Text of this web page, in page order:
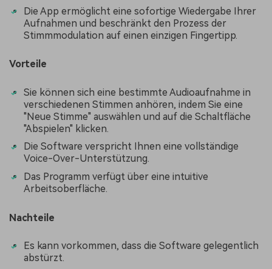
Die App ermöglicht eine sofortige Wiedergabe Ihrer
Aufnahmen und beschränkt den Prozess der
Stimmmodulation auf einen einzigen Fingertipp.
Vorteile
Sie können sich eine bestimmte Audioaufnahme in
verschiedenen Stimmen anhören, indem Sie eine
"Neue Stimme" auswählen und auf die Schaltfläche
"Abspielen" klicken.
Die Software verspricht Ihnen eine vollständige
Voice-Over-Unterstützung.
Das Programm verfügt über eine intuitive
Arbeitsoberfläche.
Nachteile
Es kann vorkommen, dass die Software gelegentlich
abstürzt.